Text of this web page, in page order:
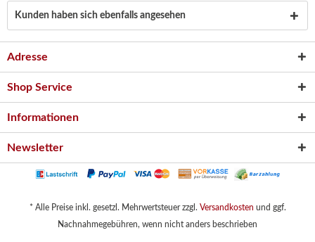
Kunden haben sich ebenfalls angesehen
Adresse
Shop Service
Informationen
Newsletter
* Alle Preise inkl. gesetzl. Mehrwertsteuer zzgl. Versandkosten und ggf.
Nachnahmegebühren, wenn nicht anders beschrieben